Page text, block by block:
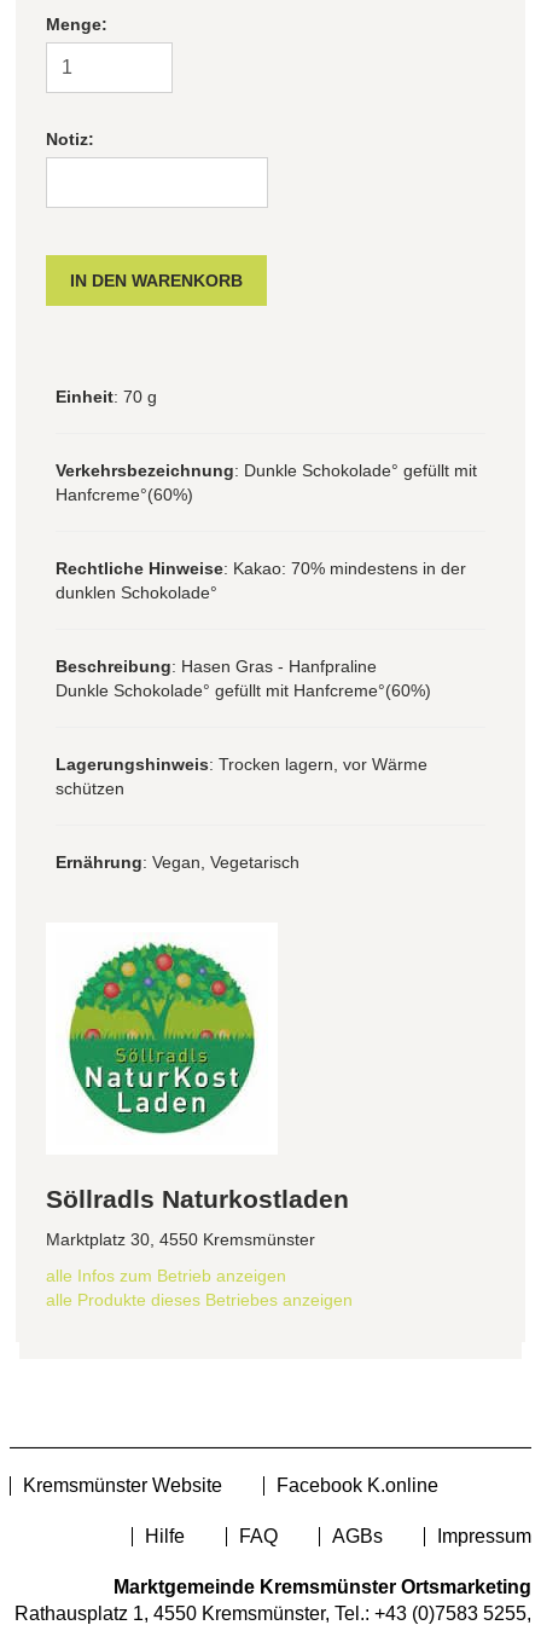
Menge:
Notiz:
Einheit: 70 g
Verkehrsbezeichnung: Dunkle Schokolade° gefüllt mit
Hanfcreme°(60%)
Rechtliche Hinweise: Kakao: 70% mindestens in der
dunklen Schokolade°
Beschreibung: Hasen Gras - Hanfpraline
Dunkle Schokolade° gefüllt mit Hanfcreme°(60%)
Lagerungshinweis: Trocken lagern, vor Wärme
schützen
Ernährung: Vegan, Vegetarisch
Söllradls Naturkostladen
Marktplatz 30, 4550 Kremsmünster
alle Infos zum Betrieb anzeigen
alle Produkte dieses Betriebes anzeigen
Kremsmünster Website Facebook K.online
Hilfe FAQ AGBs Impressum
Marktgemeinde Kremsmünster Ortsmarketing
Rathausplatz 1, 4550 Kremsmünster, Tel.: +43 (0)7583 5255,